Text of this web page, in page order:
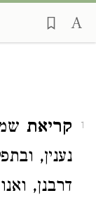
1 קריאת
נענין,
דרבנן,